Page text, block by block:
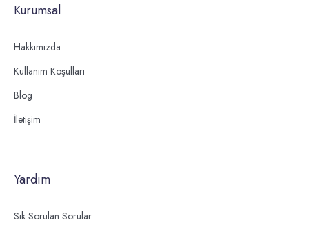
Kurumsal
Hakkımızda
Kullanım Koşulları
Blog
İletişim
Yardım
Sık Sorulan Sorular